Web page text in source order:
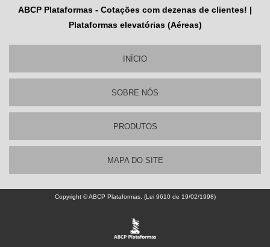
ABCP Plataformas - Cotações com dezenas de clientes! |
Plataformas elevatórias (Aéreas)
INÍCIO
SOBRE NÓS
PRODUTOS
MAPA DO SITE
Copyright © ABCP Plataformas. (Lei 9610 de 19/02/1998)